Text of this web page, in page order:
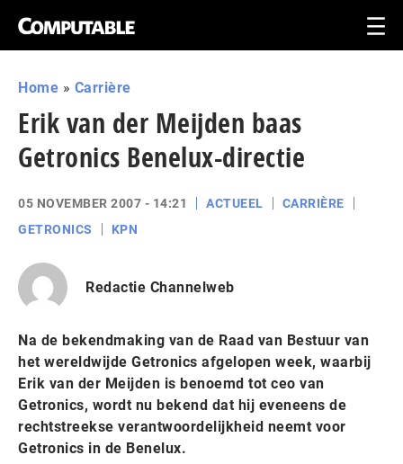
Home » Carrière
Erik van der Meijden baas
Getronics Benelux-directie
05 NOVEMBER 2007 - 14:21 ACTUEEL
CARRIÈRE
GETRONICS
KPN
Redactie Channelweb
Na de bekendmaking van de Raad van Bestuur van
het wereldwijde Getronics afgelopen week, waarbij
Erik van der Meijden is benoemd tot ceo van
Getronics, wordt nu bekend dat hij eveneens de
rechtstreekse verantwoordelijkheid neemt voor
Getronics in de Benelux.